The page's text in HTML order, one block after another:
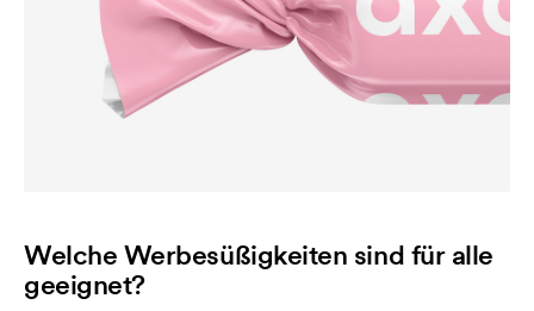
Welche Werbesüßigkeiten sind für alle
geeignet?